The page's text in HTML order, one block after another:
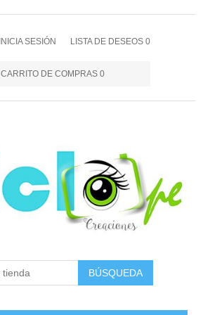
INICIA SESIÓN LISTA DE DESEOS 0
CARRITO DE COMPRAS 0
BÚSQUEDA